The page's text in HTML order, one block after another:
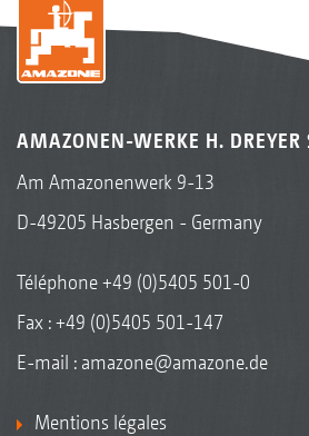
AMAZONEN-WERKE H. DREYER
Am Amazonenwerk 9-13
D-49205 Hasbergen - Germany
Téléphone+49 (0)5405 501-0
Fax : +49 (0)5405 501-147
E-mail : amazone@amazone.de
Mentions légales